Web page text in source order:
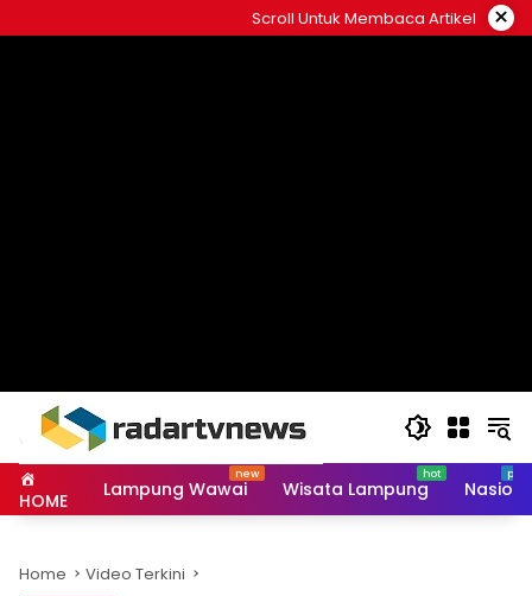
to
Scroll Untuk Membaca Artikel ×
HOME Lampung Wawai Wisata Lampung
Home Video Terkini